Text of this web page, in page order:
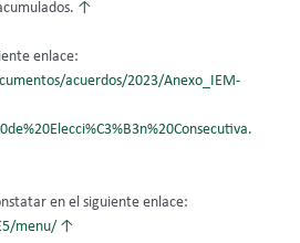
↑
enlace:
acuerdos/2023/Anexo_IEM-
en el siguiente enlace:
menu/ ↑